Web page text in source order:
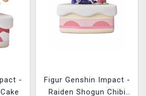
-
Figur Genshin Impact -
Raiden Shogun Chibi